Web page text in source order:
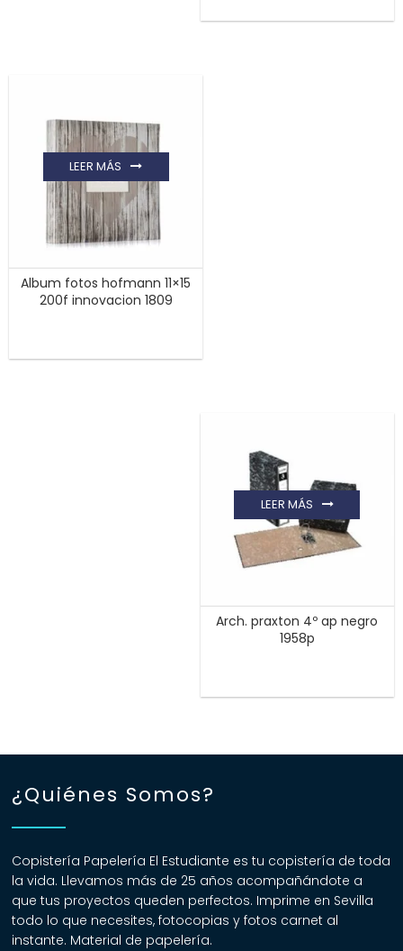
Album fotos hofmann 11×15
200f innovacion 1809
LEER MÁS
Arch. praxton 4º ap negro
1958p
LEER MÁS
¿Quiénes Somos?
Copistería Papelería El Estudiante es tu copistería de toda
la vida. Llevamos más de 25 años acompañándote a
que tus proyectos queden perfectos. Imprime en Sevilla
todo lo que necesites, fotocopias y fotos carnet al
instante. Material de papelería.